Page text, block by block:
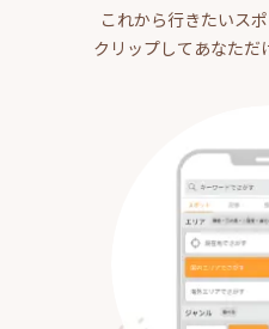
これから行きたいス
クリップしてあなただ